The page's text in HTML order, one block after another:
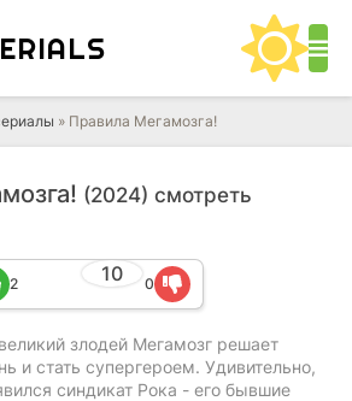
» Правила Мегамозга!
(2024) смотреть
10
2 0
злодей Мегамозг решает
и стать супергероем. Удивительно,
синдикат Рока - его бывшие